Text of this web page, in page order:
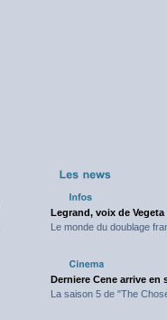
Legrand, voix de Vegeta
Le monde du doublage
Derniere Cene arrive en
La saison 5 de "The